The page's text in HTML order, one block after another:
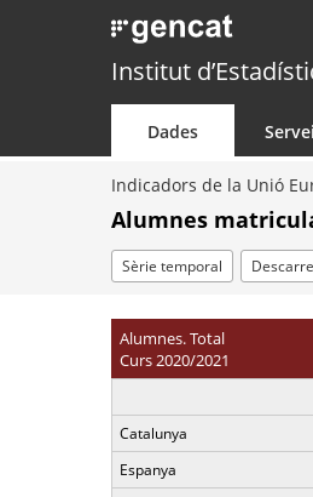
Institut
Dades
Indicadors de la Unió
Alumnes
Sèrie temporal
Alumnes. Total
Curs 2020/2021
Catalunya
Espanya